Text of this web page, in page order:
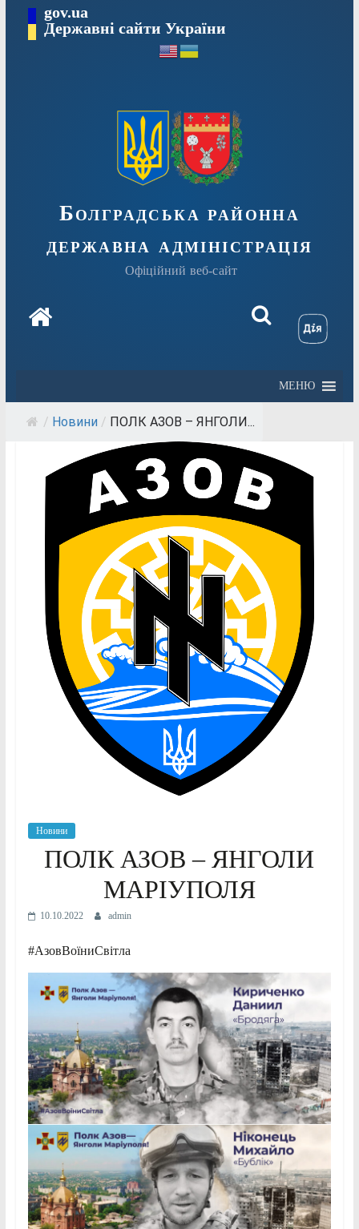
Перейтиgov.ua
Державні сайти України
Болградська районна
державна адміністрація
Офіційний веб-сайт
МЕНЮ
/ Новини / ПОЛК АЗОВ – ЯНГОЛИ...
Новини
ПОЛК АЗОВ – ЯНГОЛИ
МАРІУПОЛЯ
10.10.2022 admin
#АзовВоїниСвітла